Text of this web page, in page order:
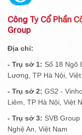
Công Ty Cổ Phần
Group
Địa chỉ:
- Trụ sở 1: Số 18 Ngõ
Lương, TP Hà Nội,
- Trụ sở 2: GS2 -
Liêm, TP Hà Nội, Việt
- Trụ sở 3: SVB
Nghệ An, Việt Nam